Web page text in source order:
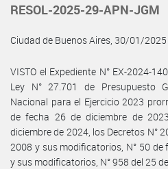
RESOL-2025-29-APN-JGM
Ciudad de Buenos Aires, 30/01/2025
VISTO el Expediente N° EX-2024-
Ley N° 27.701 de Presupuesto
Nacional para el Ejercicio 2023
de fecha 26 de diciembre de
diciembre de 2024, los Decretos N°
2008 y sus modificatorios, N° 50 de
y sus modificatorios, N° 958 del 25